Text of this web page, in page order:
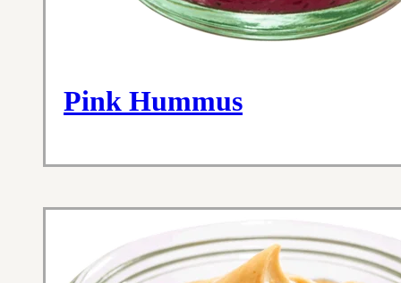
Pink Hummus